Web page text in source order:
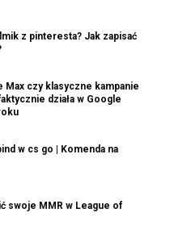
z pinteresta? Jak zapisać
Max czy klasyczne kampanie
działa w Google
w cs go | Komenda na
swoje MMR w League of